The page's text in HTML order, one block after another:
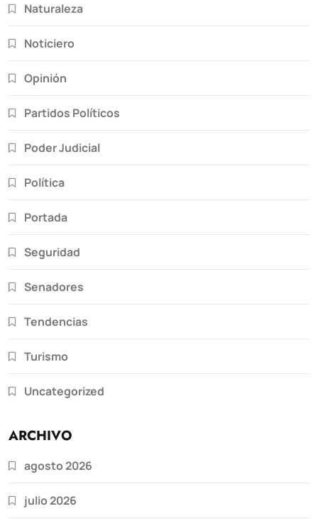
Naturaleza
Noticiero
Opinión
Partidos Políticos
Poder Judicial
Política
Portada
Seguridad
Senadores
Tendencias
Turismo
Uncategorized
ARCHIVO
agosto 2026
julio 2026